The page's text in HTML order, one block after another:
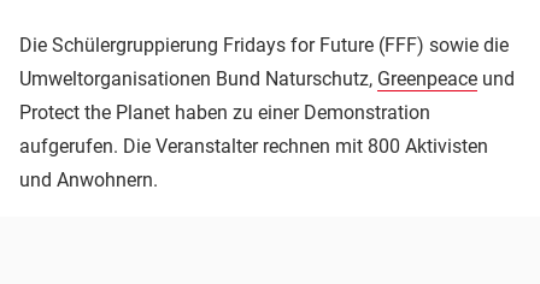
Die Schülergruppierung Fridays for Future (FFF) sowie die
Umweltorganisationen Bund Naturschutz, Greenpeace und
Protect the Planet haben zu einer Demonstration
aufgerufen. Die Veranstalter rechnen mit 800 Aktivisten
und Anwohnern.